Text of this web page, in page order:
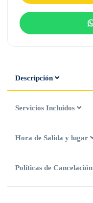
Descripción
Servicios Incluidos
Hora de Salida y lugar
Políticas de Cancelación